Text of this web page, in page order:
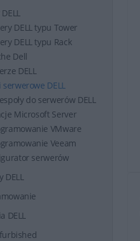
DELL typu Tower
DELL typu Rack
Dell
DELL
serwerowe DELL
do serwerów DELL
Microsoft Server
VMware
Veeam
serwerów
DELL